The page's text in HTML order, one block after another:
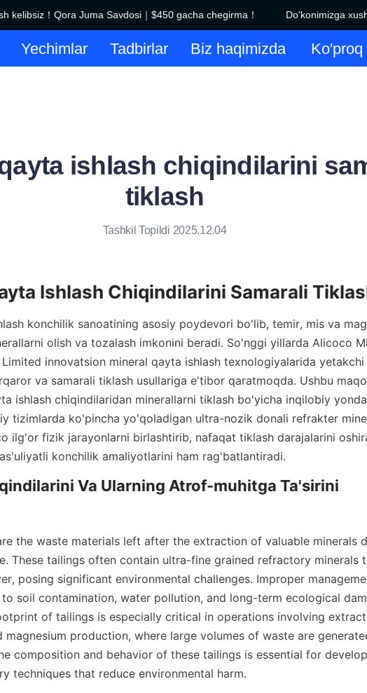
！Qora Juma Savdosi｜$450 gacha chegirma！ Do'konimizga xush
Do'konimizga xush kelibsiz！Qora Juma
Yechimlar Tadbirlar Biz haqimizda Ko'proq
ishlash chiqindilarini
tiklash
Tashkil Topildi 2025.12.04
konchilik sanoatining asosiy poydevori bo'lib, temir, mis va
olish va tozalash imkonini beradi. So'nggi yillarda Alicoco
innovatsion mineral qayta ishlash texnologiyalarida
va samarali tiklash usullariga e'tibor qaratmoqda. Ushbu
ishlash chiqindilaridan minerallarni tiklash bo'yicha inqilobiy
tizimlarda ko'pincha yo'qoladigan ultra-nozik donali refrakter
ilg'or fizik jarayonlarni birlashtirib, nafaqat tiklash darajalarini
konchilik amaliyotlarini ham rag'batlantiradi.
Va Ularning Atrof-muhitga Ta'sirini
the waste materials left after the extraction of valuable minerals
These tailings often contain ultra-fine grained refractory minerals
posing significant environmental challenges. Improper
soil contamination, water pollution, and long-term ecological
of tailings is especially critical in operations involving
magnesium production, where large volumes of waste are
composition and behavior of these tailings is essential for
techniques that reduce environmental harm.